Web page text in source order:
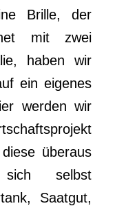
Brille, der
mit zwei
haben wir
ein eigenes
werden wir
überaus
sich selbst
Saatgut,